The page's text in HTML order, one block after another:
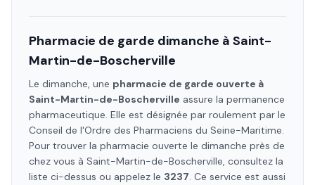
Pharmacie de garde dimanche à Saint-
Martin-de-Boscherville
Le dimanche, une pharmacie de garde ouverte à
Saint-Martin-de-Boscherville assure la permanence
pharmaceutique. Elle est désignée par roulement par le
Conseil de l'Ordre des Pharmaciens du Seine-Maritime.
Pour trouver la pharmacie ouverte le dimanche près de
chez vous à Saint-Martin-de-Boscherville, consultez la
liste ci-dessus ou appelez le 3237. Ce service est aussi